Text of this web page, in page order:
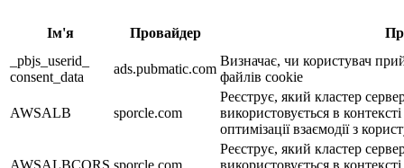
Ім'я Провайдер
_pbjs_userid_
consent_data
ads.pubmatic.com
Визначає, чи користувач
файлів cookie
AWSALB sporcle.com
Реєструє, який кластер
використовується в
оптимізації взаємодії з
AWSALBCORS sporcle.com
Реєструє, який кластер
використовується в